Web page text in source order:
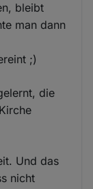
bleibt
man dann
;)
die
Und das
nicht